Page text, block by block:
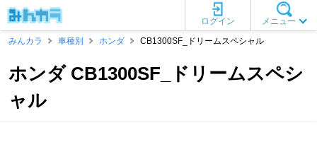
メニュー
ログイン
みんカラ
車種別 ホンダ CB1300SF_ドリームスペシャル
ホンダ CB1300SF_ドリームスペシ
ャル